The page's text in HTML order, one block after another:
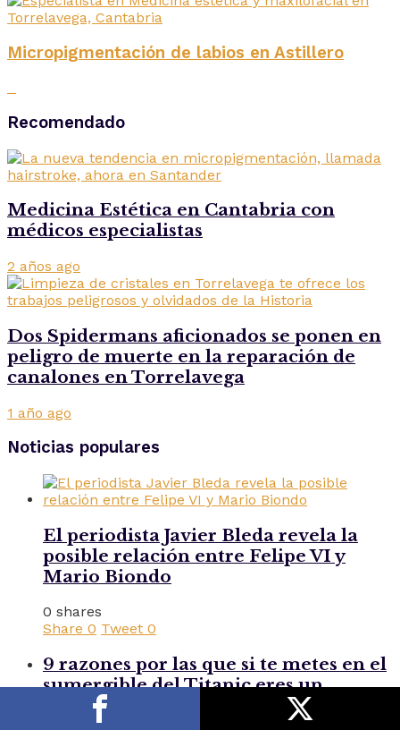
Micropigmentación de labios en Astillero
Recomendado
Medicina Estética en Cantabria con
médicos especialistas
2 años ago
Dos Spidermans aficionados se ponen en
peligro de muerte en la reparación de
canalones en Torrelavega
1 año ago
Noticias populares
El periodista Javier Bleda revela la
posible relación entre Felipe VI y
Mario Biondo
0 shares
Share 0 Tweet 0
9 razones por las que si te metes en el
sumergible del Titanic eres un
subnormal